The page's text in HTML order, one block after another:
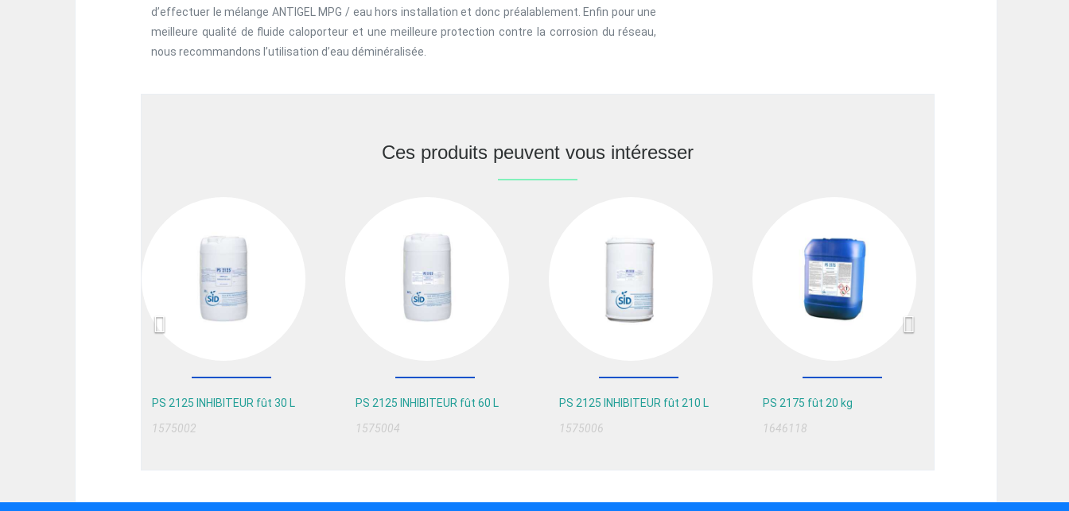
d’effectuer le mélange ANTIGEL MPG / eau hors installation et donc préalablement. Enfin pour une
meilleure qualité de fluide caloporteur et une meilleure protection contre la corrosion du réseau,
nous recommandons l’utilisation d’eau déminéralisée.
Ces produits peuvent vous intéresser
PS 2125 INHIBITEUR fût 30 L
1575002
PS 2125 INHIBITEUR fût 60 L
1575004
PS 2125 INHIBITEUR fût 210 L
1575006
PS 2175 fût 20 kg
1646118